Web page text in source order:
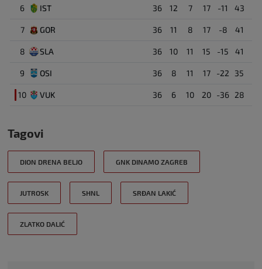
6 IST 36 12 7 17 -11 43
7 GOR 36 11 8 17 -8 41
8 SLA 36 10 11 15 -15 41
9 OSI 36 8 11 17 -22 35
10 VUK 36 6 10 20 -36 28
Tagovi
DION DRENA BELJO GNK DINAMO ZAGREB
JUTROSK SHNL SRĐAN LAKIĆ
ZLATKO DALIĆ